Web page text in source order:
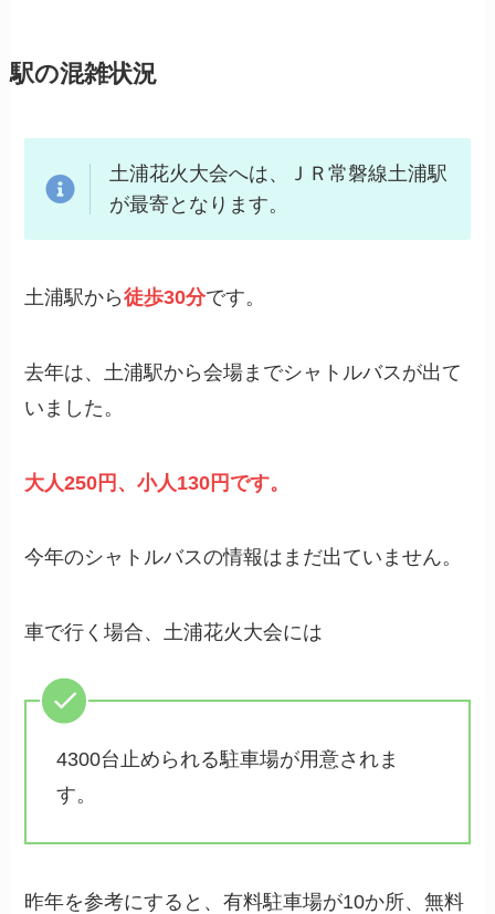
駅の混雑状況
土浦花火大会へは、ＪＲ常磐線土浦駅
が最寄となります。
土浦駅から徒歩30分です。
去年は、土浦駅から会場までシャトルバスが出て
いました。
大人250円、小人130円です。
今年のシャトルバスの情報はまだ出ていません。
車で行く場合、土浦花火大会には
4300台止められる駐車場が用意されま
す。
昨年を参考にすると、有料駐車場が10か所、無料